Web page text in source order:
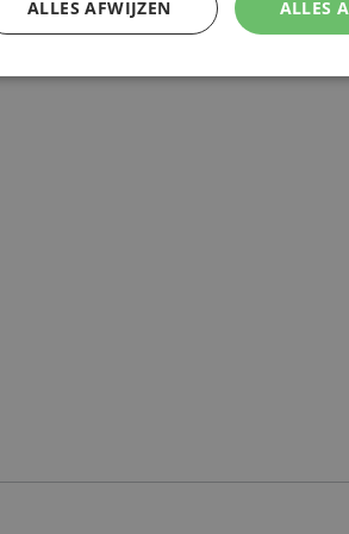
ALLES
ALLES AFWIJZEN